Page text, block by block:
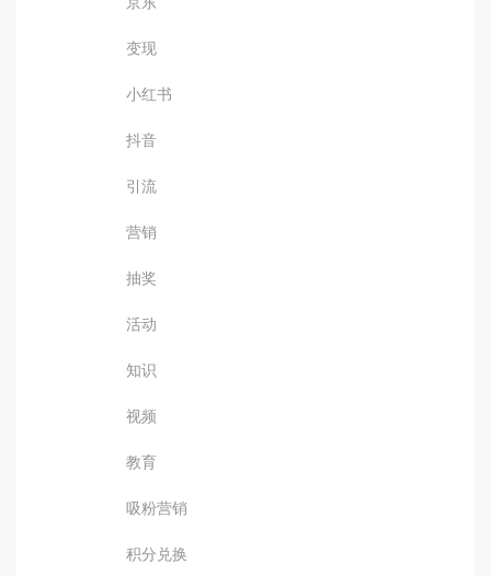
变现
小红书
抖音
引流
营销
抽奖
活动
知识
视频
教育
吸粉营销
积分兑换